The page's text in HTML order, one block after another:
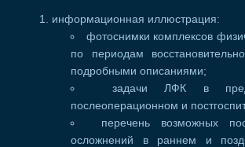
информационная иллюстрация:
фотоснимки комплексов
по периодам
подробными описаниями;
задачи ЛФК в
послеоперационном и
перечень возможных
осложнений в раннем и